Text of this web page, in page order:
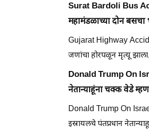
Surat Bardoli Bus
महामंडळाच्या दोन
Gujarat Highway
जणांचा होरपळून मृत्यू
Donald Trump On
नेतान्याहूंना चक्क वेडे
Donald Trump On Israel:
इस्रायलचे पंतप्रधान